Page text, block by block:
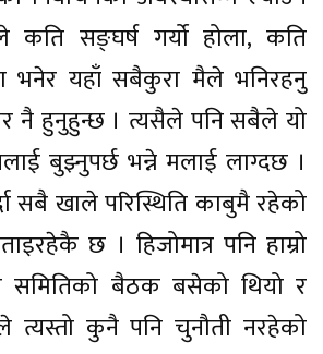
कति सङ्घर्ष गर्यो होला, कति
भनेर यहाँ सबैकुरा मैले भनिरहनु
नै हुनुहुन्छ । त्यसैले पनि सबैले यो
बुझ्नुपर्छ भन्ने मलाई लाग्दछ ।
सबै खाले परिस्थिति काबुमै रहेको
छ । हिजोमात्र पनि हाम्रो
समितिको बैठक बसेको थियो र
त्यस्तो कुनै पनि चुनौती नरहेको